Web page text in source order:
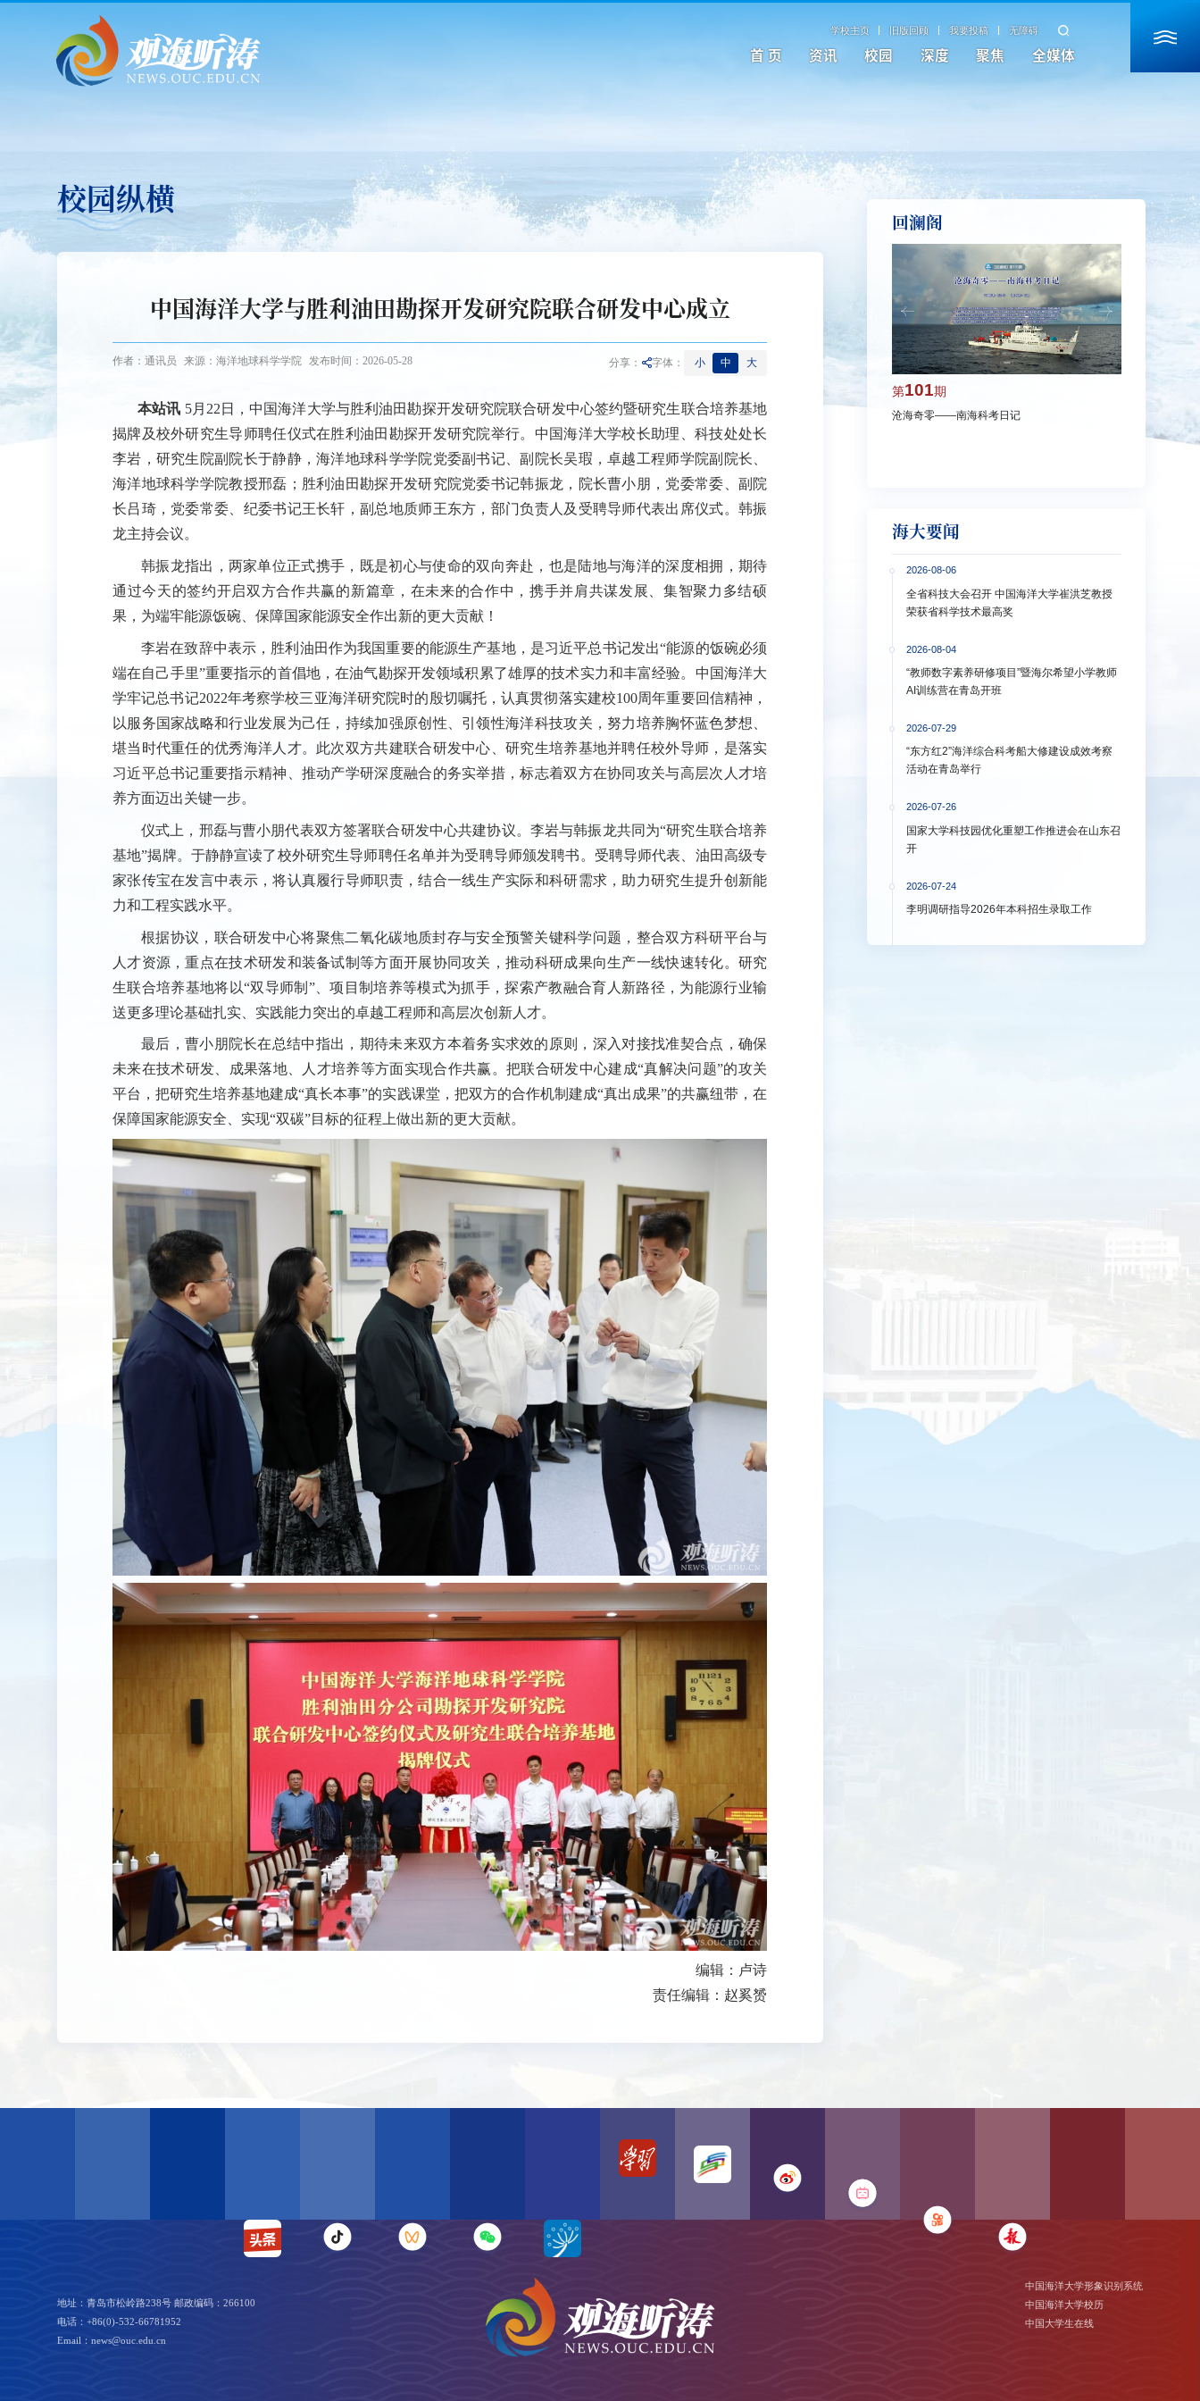
学校主页 旧版回顾 我要投稿 无障碍
首 页 资讯 校园 深度 聚焦 全媒体
校园纵横
中国海洋大学与胜利油田勘探开发研究院联合研发中心成立
作者：通讯员 来源：海洋地球科学学院 发布时间：2026-05-28 分享： 字体： 小 中 大
本站讯 5月22日，中国海洋大学与胜利油田勘探开发研究院联合研发中心签约暨研究生联合培养基地
揭牌及校外研究生导师聘任仪式在胜利油田勘探开发研究院举行。中国海洋大学校长助理、科技处处长
李岩，研究生院副院长于静静，海洋地球科学学院党委副书记、副院长吴瑕，卓越工程师学院副院长、
海洋地球科学学院教授邢磊；胜利油田勘探开发研究院党委书记韩振龙，院长曹小朋，党委常委、副院
长吕琦，党委常委、纪委书记王长轩，副总地质师王东方，部门负责人及受聘导师代表出席仪式。韩振
龙主持会议。
韩振龙指出，两家单位正式携手，既是初心与使命的双向奔赴，也是陆地与海洋的深度相拥，期待
通过今天的签约开启双方合作共赢的新篇章，在未来的合作中，携手并肩共谋发展、集智聚力多结硕
果，为端牢能源饭碗、保障国家能源安全作出新的更大贡献！
李岩在致辞中表示，胜利油田作为我国重要的能源生产基地，是习近平总书记发出“能源的饭碗必须
端在自己手里”重要指示的首倡地，在油气勘探开发领域积累了雄厚的技术实力和丰富经验。中国海洋大
学牢记总书记2022年考察学校三亚海洋研究院时的殷切嘱托，认真贯彻落实建校100周年重要回信精神，
以服务国家战略和行业发展为己任，持续加强原创性、引领性海洋科技攻关，努力培养胸怀蓝色梦想、
堪当时代重任的优秀海洋人才。此次双方共建联合研发中心、研究生培养基地并聘任校外导师，是落实
习近平总书记重要指示精神、推动产学研深度融合的务实举措，标志着双方在协同攻关与高层次人才培
养方面迈出关键一步。
仪式上，邢磊与曹小朋代表双方签署联合研发中心共建协议。李岩与韩振龙共同为“研究生联合培养
基地”揭牌。于静静宣读了校外研究生导师聘任名单并为受聘导师颁发聘书。受聘导师代表、油田高级专
家张传宝在发言中表示，将认真履行导师职责，结合一线生产实际和科研需求，助力研究生提升创新能
力和工程实践水平。
根据协议，联合研发中心将聚焦二氧化碳地质封存与安全预警关键科学问题，整合双方科研平台与
人才资源，重点在技术研发和装备试制等方面开展协同攻关，推动科研成果向生产一线快速转化。研究
生联合培养基地将以“双导师制”、项目制培养等模式为抓手，探索产教融合育人新路径，为能源行业输
送更多理论基础扎实、实践能力突出的卓越工程师和高层次创新人才。
最后，曹小朋院长在总结中指出，期待未来双方本着务实求效的原则，深入对接找准契合点，确保
未来在技术研发、成果落地、人才培养等方面实现合作共赢。把联合研发中心建成“真解决问题”的攻关
平台，把研究生培养基地建成“真长本事”的实践课堂，把双方的合作机制建成“真出成果”的共赢纽带，在
保障国家能源安全、实现“双碳”目标的征程上做出新的更大贡献。
编辑：卢诗
责任编辑：赵奚赟
回澜阁
第101期
沧海奇零——南海科考日记
洋大学多措并
海大要闻
2026-08-06
全省科技大会召开 中国海洋大学崔洪芝教授
荣获省科学技术最高奖
2026-08-04
“教师数字素养研修项目”暨海尔希望小学教师
AI训练营在青岛开班
2026-07-29
“东方红2”海洋综合科考船大修建设成效考察
活动在青岛举行
2026-07-26
国家大学科技园优化重塑工作推进会在山东召
开
2026-07-24
李明调研指导2026年本科招生录取工作
地址：青岛市松岭路238号 邮政编码：266100
电话：+86(0)-532-66781952
Email：news@ouc.edu.cn
中国海洋大学形象识别系统
中国海洋大学校历
中国大学生在线